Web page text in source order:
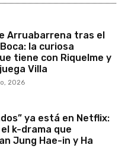
Arruabarrena tras el
la curiosa
tiene con Riquelme y
Villa
2026
ya está en Netflix:
k-drama que
Jung Hae-in y Ha